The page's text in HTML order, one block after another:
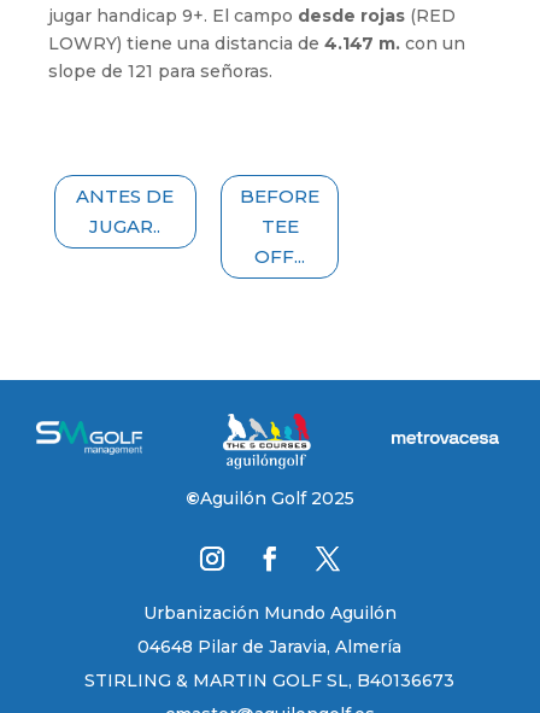
jugar handicap 9+. El campo desde rojas (RED
LOWRY) tiene una distancia de 4.147 m. con un
slope de 121 para señoras.
ANTES DE
JUGAR..
BEFORE
TEE
OFF...
©Aguilón Golf 2025
Urbanización Mundo Aguilón
04648 Pilar de Jaravia, Almería
STIRLING & MARTIN GOLF SL, B40136673